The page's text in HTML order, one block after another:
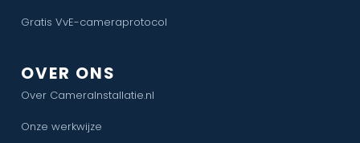
Gratis VvE-cameraprotocol
OVER ONS
Over CameraInstallatie.nl
Onze werkwijze